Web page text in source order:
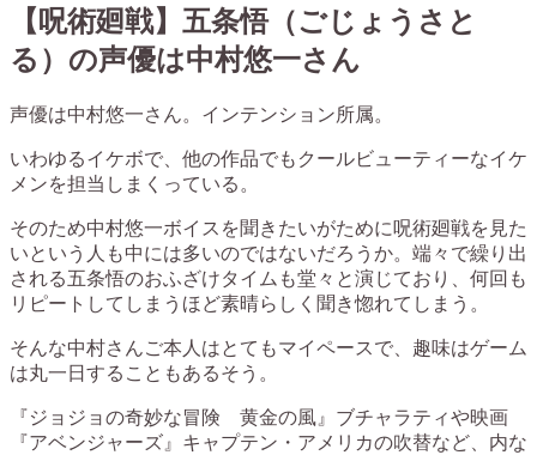
【呪術廻戦】五条悟（ごじょうさと
る）の声優は中村悠一さん
声優は中村悠一さん。インテンション所属。
いわゆるイケボで、他の作品でもクールビューティーなイケ
メンを担当しまくっている。
そのため中村悠一ボイスを聞きたいがために呪術廻戦を見た
いという人も中には多いのではないだろうか。端々で繰り出
される五条悟のおふざけタイムも堂々と演じており、何回も
リピートしてしまうほど素晴らしく聞き惚れてしまう。
そんな中村さんご本人はとてもマイペースで、趣味はゲーム
は丸一日することもあるそう。
『ジョジョの奇妙な冒険 黄金の風』ブチャラティや映画
『アベンジャーズ』キャプテン・アメリカの吹替など、内な